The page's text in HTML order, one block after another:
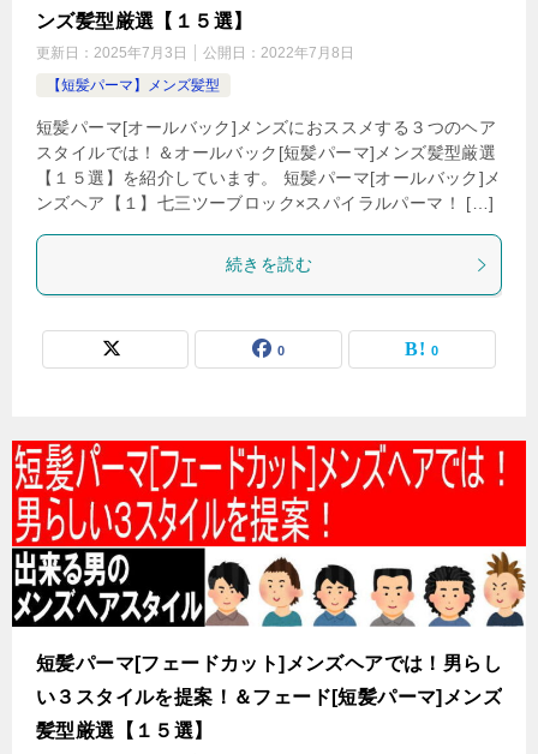
ンズ髪型厳選【１５選】
更新日： 2025年7月3日 公開日： 2022年7月8日
【短髪パーマ】メンズ髪型
短髪パーマ[オールバック]メンズにおススメする３つのヘア
スタイルでは！＆オールバック[短髪パーマ]メンズ髪型厳選
【１５選】を紹介しています。 短髪パーマ[オールバック]メ
ンズヘア【１】七三ツーブロック×スパイラルパーマ！ […]
続きを読む
0 0
短髪パーマ[フェードカット]メンズヘアでは！男らし
い３スタイルを提案！＆フェード[短髪パーマ]メンズ
髪型厳選【１５選】